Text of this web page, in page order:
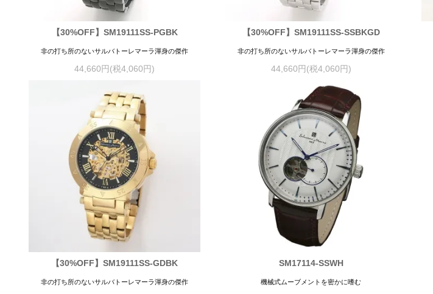
【30%OFF】SM19111SS-PGBK
非の打ち所のないサルバトーレマーラ渾身の傑作
44,660円(税4,060円)
【30%OFF】SM19111SS-SSBKGD
非の打ち所のないサルバトーレマーラ渾身の傑作
44,660円(税4,060円)
【30%OFF】SM19111SS-GDBK
非の打ち所のないサルバトーレマーラ渾身の傑作
SM17114-SSWH
機械式ムーブメントを密かに嗜む